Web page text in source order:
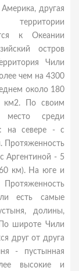
другая
территории
к Океании
остров
Чили
чем на 4300
около 180
км2. По своим
место среди
на севере - с
Протяженность
Аргентиной - 5
км). На юге и
есть самые
долины,
широте Чили
друг от друга
- пустынная
высокие и